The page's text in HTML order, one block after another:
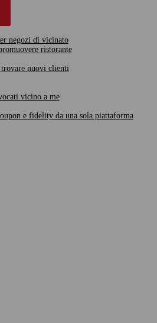
negozi di vicinato
ristorante
trovare nuovi clienti
vicino a me
e fidelity da una sola piattaforma